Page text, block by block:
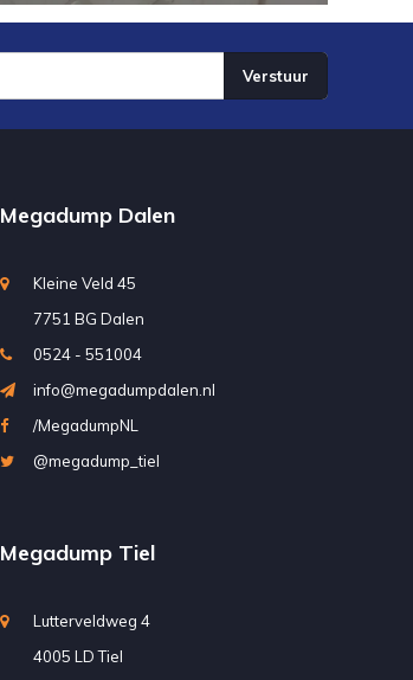
Verstuur
Megadump Dalen
Kleine Veld 45
7751 BG Dalen
0524 - 551004
info@megadumpdalen.nl
/MegadumpNL
@megadump_tiel
Megadump Tiel
Lutterveldweg 4
4005 LD Tiel